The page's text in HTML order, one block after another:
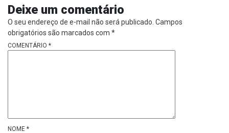
Deixe um comentário
O seu endereço de e-mail não será publicado. Campos
obrigatórios são marcados com *
COMENTÁRIO *
NOME *